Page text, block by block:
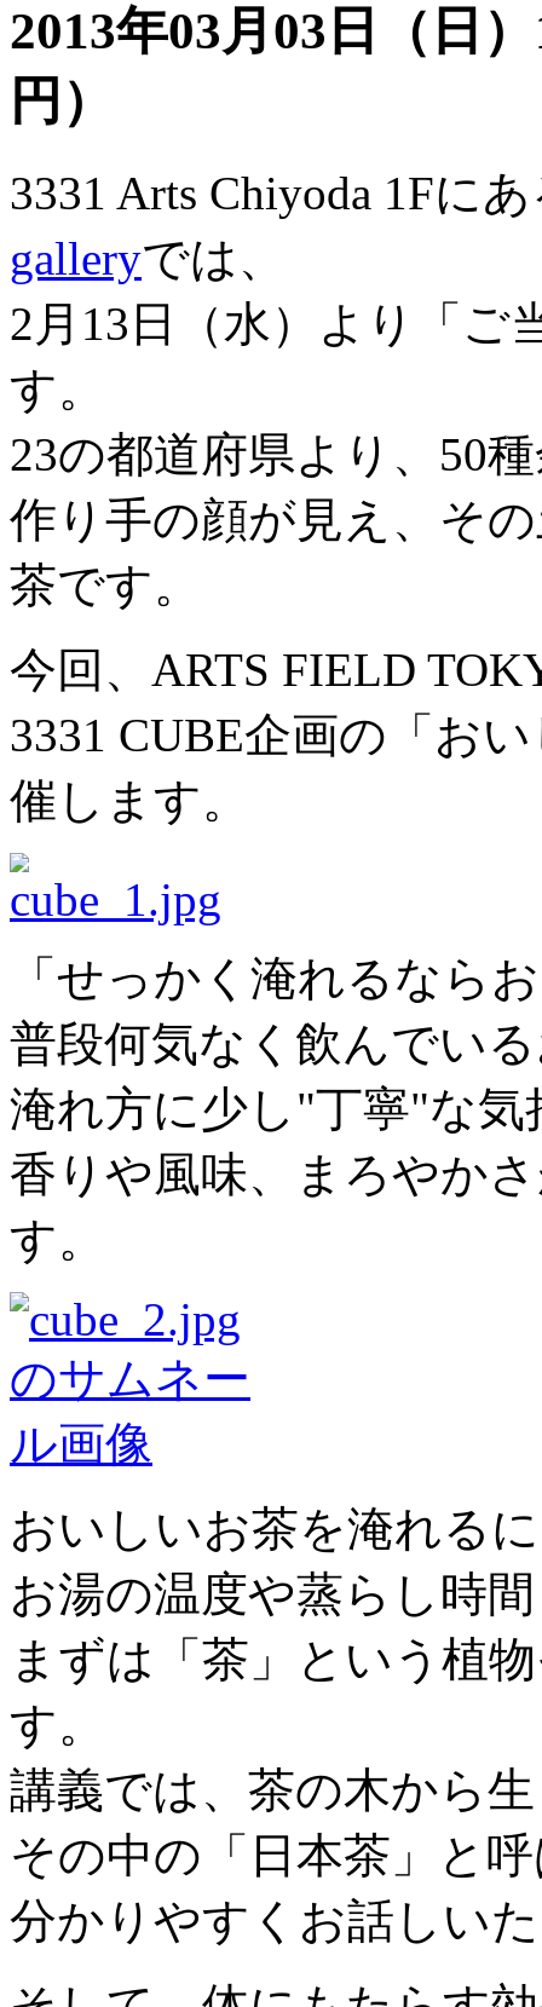
2013年03月03日（日
円）
3331 Arts Chiyoda 1Fに
galleryでは、
2月13日（水）より「ご
す。
23の都道府県より、50
作り手の顔が見え、そ
茶です。
今回、ARTS FIELD
3331 CUBE企画の「お
催します。
「せっかく淹れるなら
普段何気なく飲んでい
淹れ方に少し"丁寧"な
香りや風味、まろやか
す。
おいしいお茶を淹れる
お湯の温度や蒸らし時
まずは「茶」という植
す。
講義では、茶の木から
その中の「日本茶」と
分かりやすくお話しい